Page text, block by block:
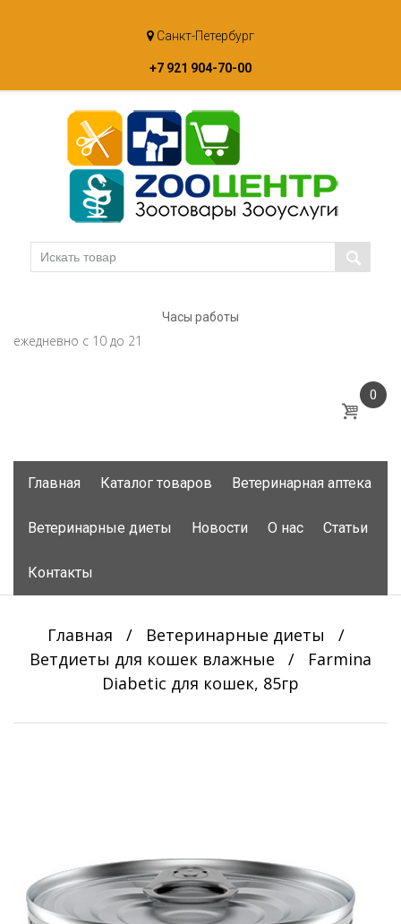
to
Санкт-Петербург
+7 921 904-70-00
Часы работы
ежедневно с 10 до 21
0
Главная Каталог товаров Ветеринарная аптека
Ветеринарные диеты Новости О нас Статьи
Контакты
Главная / Ветеринарные диеты
/
Ветдиеты для кошек влажные
/
Farmina
Diabetic для кошек, 85гр